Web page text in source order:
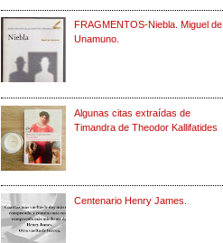
FRAGMENTOS-Niebla. Miguel de
Unamuno.
Algunas citas extraídas de
Timandra de Theodor Kallifatides
Centenario Henry James.